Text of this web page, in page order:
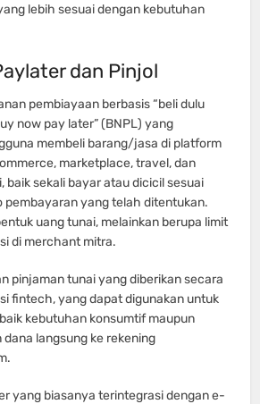
lebih sesuai dengan kebutuhan
dan Pinjol
pembiayaan berbasis “beli dulu
now pay later” (BNPL) yang
membeli barang/jasa di platform
marketplace, travel, dan
baik sekali bayar atau dicicil sesuai
yang telah ditentukan.
uang tunai, melainkan berupa limit
di merchant mitra.
pinjaman tunai yang diberikan secara
fintech, yang dapat digunakan untuk
kebutuhan konsumtif maupun
langsung ke rekening
yang biasanya terintegrasi dengan e-